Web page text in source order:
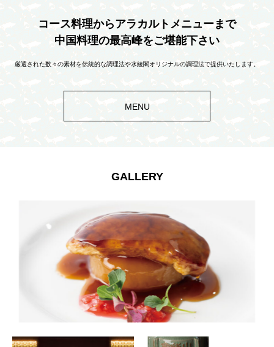
コース料理からアラカルトメニューまで
中国料理の最高峰をご堪能下さい
厳選された数々の素材を伝統的な調理法や水綾閣オリジナルの調理法で提供いたします。
MENU
GALLERY